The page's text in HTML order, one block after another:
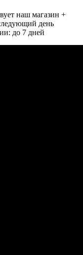
наш магазин +
день
до 7 дней